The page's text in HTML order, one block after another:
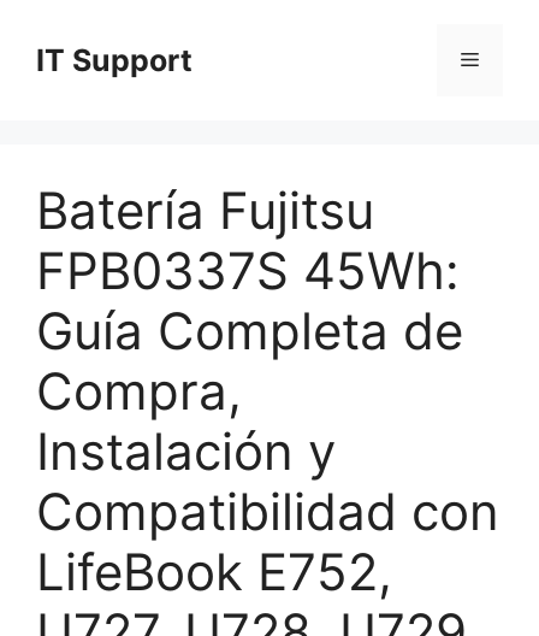
contentIT Support Menu
Batería Fujitsu
FPB0337S 45Wh:
Guía Completa de
Compra,
Instalación y
Compatibilidad con
LifeBook E752,